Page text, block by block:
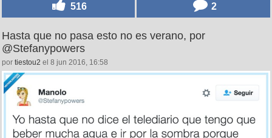
516 2
Hasta que no pasa esto no es verano, por
@Stefanypowers
por tiestou2 el 8 jun 2016, 16:58